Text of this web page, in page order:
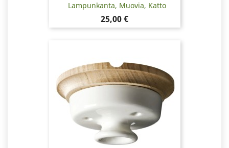
Lampunkanta, Muovia, Katto
Hinta
25,00 €